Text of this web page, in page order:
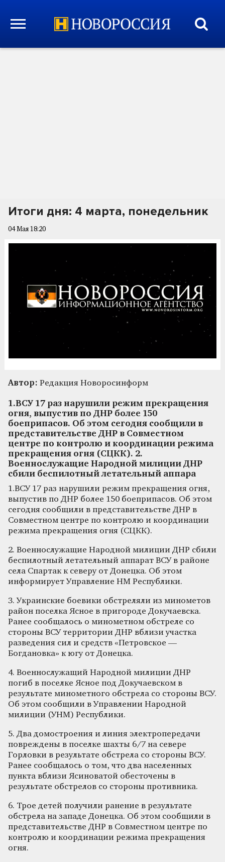
Итоги дня: 4 марта, понедельник
04 Мая 18:20
Автор: Редакция Новоросинформ
1.ВСУ 17 раз нарушили режим прекращения
огня, выпустив по ДНР более 150
боеприпасов. Об этом сегодня сообщили в
представительстве ДНР в Совместном
центре по контролю и координации режима
прекращения огня (СЦКК). 2.
Военнослужащие Народной милиции ДНР
сбили беспилотный летательный аппара
1.ВСУ 17 раз нарушили режим прекращения огня,
выпустив по ДНР более 150 боеприпасов. Об этом
сегодня сообщили в представительстве ДНР в
Совместном центре по контролю и координации
режима прекращения огня (СЦКК).
2. Военнослужащие Народной милиции ДНР сбили
беспилотный летательный аппарат ВСУ в районе
села Спартак к северу от Донецка. Об этом
информирует Управление НМ Республики.
3. Украинские боевики обстреляли из минометов
район поселка Ясное в пригороде Докучаевска.
Ранее сообщалось о минометном обстреле со
стороны ВСУ территории ДНР вблизи участка
разведения сил и средств «Петровское —
Богдановка» к югу от Донецка.
4. Военнослужащий Народной милиции ДНР
погиб в поселке Ясное под Докучаевском в
результате минометного обстрела со стороны ВСУ.
Об этом сообщили в Управлении Народной
милиции (УНМ) Республики.
5. Два домостроения и линия электропередачи
повреждены в поселке шахты 6/7 на севере
Горловки в результате обстрела со стороны ВСУ.
Ранее сообщалось о том, что два населенных
пункта вблизи Ясиноватой обесточены в
результате обстрелов со стороны противника.
6. Трое детей получили ранение в результате
обстрела на западе Донецка. Об этом сообщили в
представительстве ДНР в Совместном центре по
контролю и координации режима прекращения
огня.